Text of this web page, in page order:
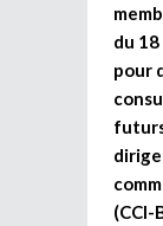
du
pour
(CCI-